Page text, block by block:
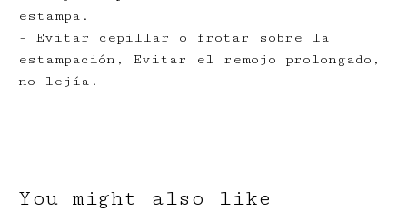
estampa.
- Evitar cepillar o frotar sobre la
estampación, Evitar el remojo prolongado,
no lejía.
You might also like